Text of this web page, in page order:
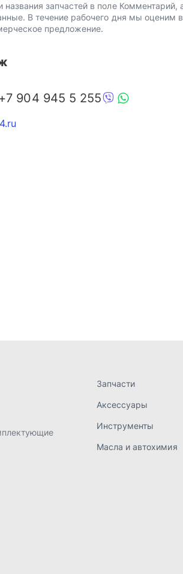
названия запчастей в поле Комментарий,
В течение рабочего дня мы оценим
предложение.
904 945 5 255